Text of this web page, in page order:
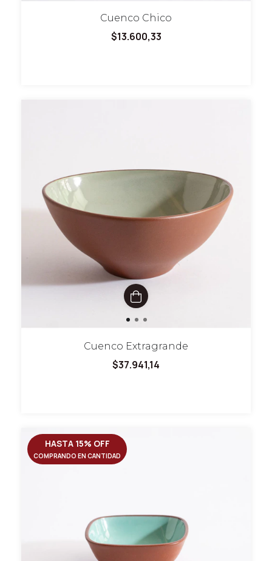
Cuenco Chico
$13.600,33
Cuenco Extragrande
$37.941,14
HASTA 15% OFF
COMPRANDO EN CANTIDAD